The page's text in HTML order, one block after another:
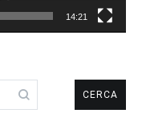
14:21